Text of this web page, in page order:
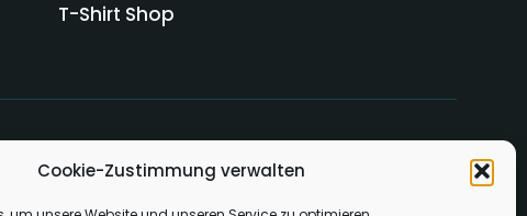
Cookie-Zustimmung verwalten
T-Shirt Shop